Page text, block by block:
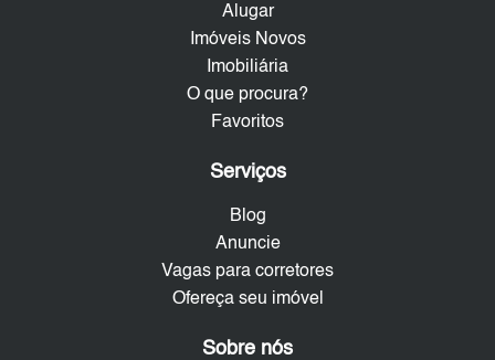
Alugar
Imóveis Novos
Imobiliária
O que procura?
Favoritos
Serviços
Blog
Anuncie
Vagas para corretores
Ofereça seu imóvel
Sobre nós